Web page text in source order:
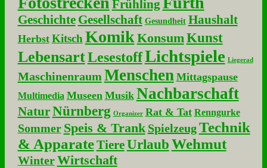
Frühling
Geschichte Gesellschaft Gesundheit Haushalt
Herbst Kitsch Komik KonsumKunst
LebensartLesestoffLichtspiele Liegerad
Maschinenraum Menschen Mittagspause
Multimedia Museen Musik Nachbarschaft
NaturNürnberg Organizer Rat & Tat Renngurke
Sommer Speis & Trank Spielzeug Technik
& Apparate Tiere UrlaubWehmut
Winter Wirtschaft